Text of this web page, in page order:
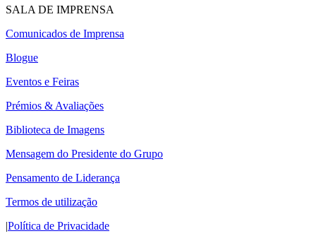
SALA DE IMPRENSA
Comunicados de Imprensa
Blogue
Eventos e Feiras
Prémios & Avaliações
Biblioteca de Imagens
Mensagem do Presidente do Grupo
Pensamento de Liderança
Termos de utilização
|Política de Privacidade